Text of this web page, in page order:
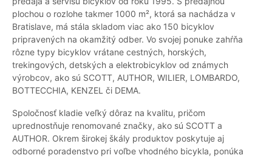
plochou o rozlohe takmer 1000 m², ktorá sa nachádza v
Bratislave, má stála skladom viac ako 150 bicyklov
pripravených na okamžitý odber. Vo svojej ponuke zahŕňa
rôzne typy bicyklov vrátane cestných, horských,
trekingových, detských a elektrobicyklov od známych
výrobcov, ako sú SCOTT, AUTHOR, WILIER, LOMBARDO,
BOTTECCHIA, KENZEL či DEMA.
Spoločnosť kladie veľký dôraz na kvalitu, pričom
uprednostňuje renomované značky, ako sú SCOTT a
AUTHOR. Okrem širokej škály produktov poskytuje aj
odborné poradenstvo pri voľbe vhodného bicykla, ponúka